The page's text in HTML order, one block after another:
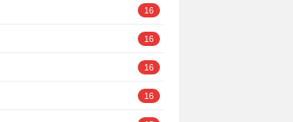
16
16
16
16